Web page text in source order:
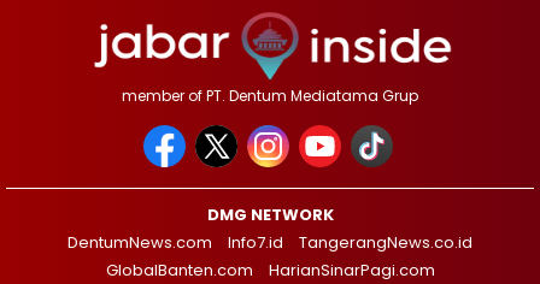
member of PT. Dentum Mediatama Grup
DMG NETWORK
DentumNews.com
Info7.id
TangerangNews.co.id
GlobalBanten.com
HarianSinarPagi.com